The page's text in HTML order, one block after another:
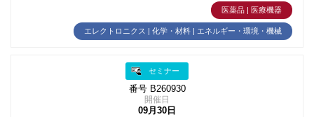
医薬品 | 医療機器
エレクトロニクス | 化学・材料 | エネルギー・環境・機械
セミナー
番号 B260930
開催日
09月30日